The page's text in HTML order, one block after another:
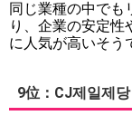
同じ業種の中でも
り、企業の安定性
に人気が高いそう
9位：CJ제일제